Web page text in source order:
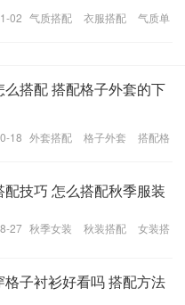
02 气质搭配 衣服搭配
气质单
么搭配 搭配格子外套的下
18 外套搭配 格子外套
搭配格
技巧 怎么搭配秋季服装
27 秋季女装 秋装搭配
女装搭
格子衬衫好看吗 搭配方法